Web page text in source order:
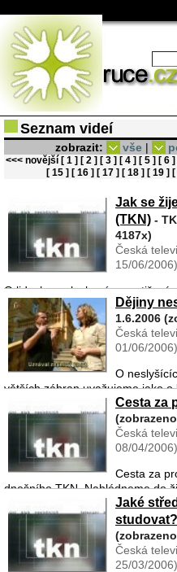
Seznam videí
zobrazit: vše |
<<< novější [ 1 ] [ 2 ] [ 3 ] [ 4 ] [ 5 ] [ 6 ]
[ 15 ] [ 16 ] [ 17 ] [ 18 ] [ 19 ]
Jak se
(TKN) -
4187x)
Česká
15/06/2006)
O lidech se sluchovým
mnohem méně často, než o
nedoslýchavost je dnes velmi
věkových skupinách a
Dějiny
1.6.2006
Česká
01/06/2006)
O
větších zábran uvažujeme jako
kerá má svůj mateřský jazyk,
však ví sami neslyšící o svých
Cesta za
Česká
08/04/2006)
Cesta za
dnešního TKN. Nahlédneme do
Marcely Cinkové a zastavíme
nasměrovaly k budoucímu
Jaké
Česká
25/03/2006)